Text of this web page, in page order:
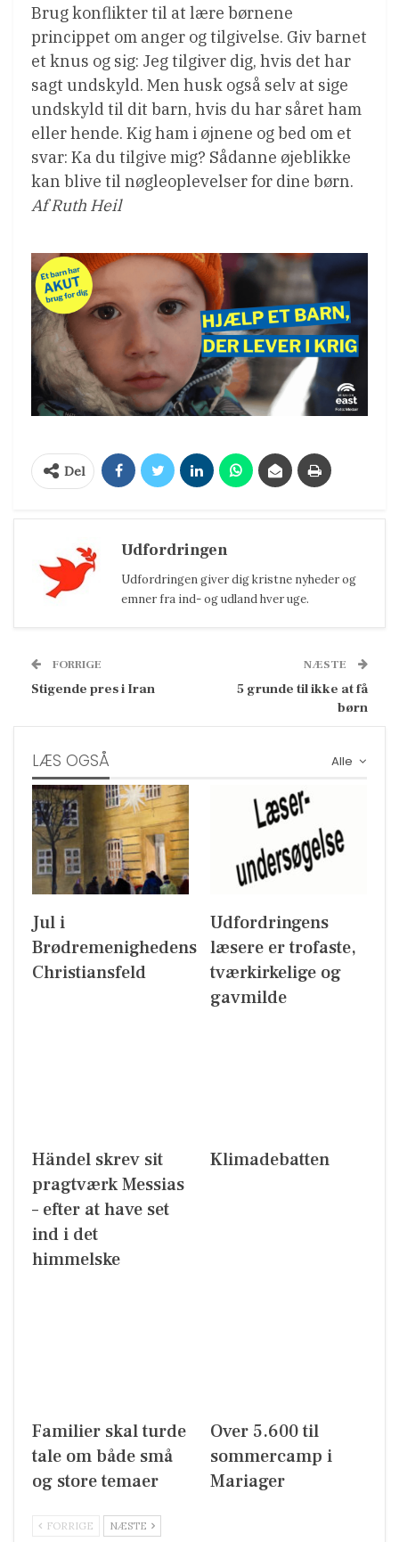
Brug konflikter til at lære børnene
princippet om anger og tilgivelse. Giv barnet
et knus og sig: Jeg tilgiver dig, hvis det har
sagt undskyld. Men husk også selv at sige
undskyld til dit barn, hvis du har såret ham
eller hende. Kig ham i øjnene og bed om et
svar: Ka du tilgive mig? Sådanne øjeblikke
kan blive til nøgleoplevelser for dine børn.
Af Ruth Heil
Del
Udfordringen
Udfordringen giver dig kristne nyheder og
emner fra ind- og udland hver uge.
FORRIGE
Stigende pres i Iran
NÆSTE
5 grunde til ikke at få
børn
Alle
LÆS OGSÅ
Jul i
Brødremenighedens
Christiansfeld
Udfordringens
læsere er trofaste,
tværkirkelige og
gavmilde
Händel skrev sit
pragtværk Messias
– efter at have set
ind i det
himmelske
Klimadebatten
Familier skal turde
tale om både små
og store temaer
Over 5.600 til
sommercamp i
Mariager
FORRIGE NÆSTE